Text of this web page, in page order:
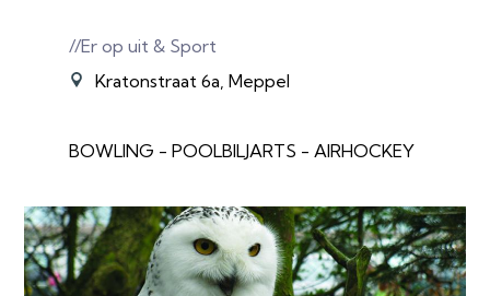
//Er op uit & Sport
Kratonstraat 6a, Meppel
BOWLING - POOLBILJARTS - AIRHOCKEY